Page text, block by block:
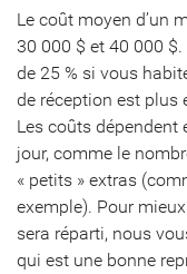
Le coût moyen d’un
30 000 $ et 40 000
de 25 % si vous
de réception est plus
Les coûts dépendent
jour, comme le
« petits » extras
exemple). Pour
sera réparti, nous
qui est une bonne